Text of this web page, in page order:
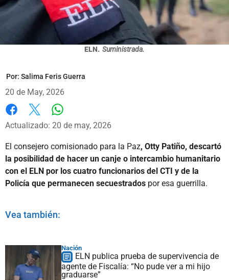
ELN. Suministrada.
Por: Salima Feris Guerra
20 de May, 2026
Facebook
X
Actualizado: 20 de may, 2026
El consejero comisionado para la Paz, Otty Patiño, descartó
la posibilidad de hacer un canje o intercambio humanitario
con el ELN por los cuatro funcionarios del CTI y de la
Policía que permanecen secuestrados por esa guerrilla.
Vea también:
Nación
ELN publica prueba de supervivencia de
agente de Fiscalía: “No pude ver a mi hijo
graduarse”